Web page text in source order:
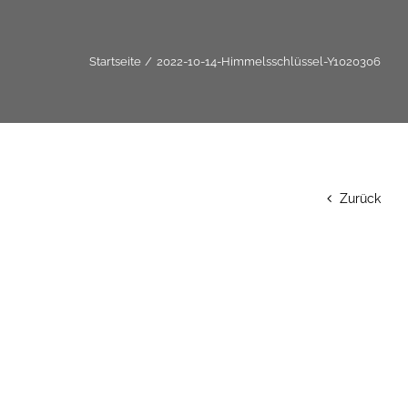
Startseite 2022-10-14-Himmelsschlüssel-Y1020306
Zurück